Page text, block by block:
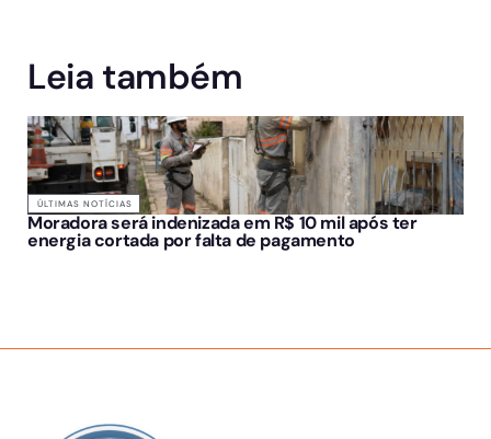
Leia também
ÚLTIMAS NOTÍCIAS
Moradora será indenizada em R$ 10 mil após ter
energia cortada por falta de pagamento